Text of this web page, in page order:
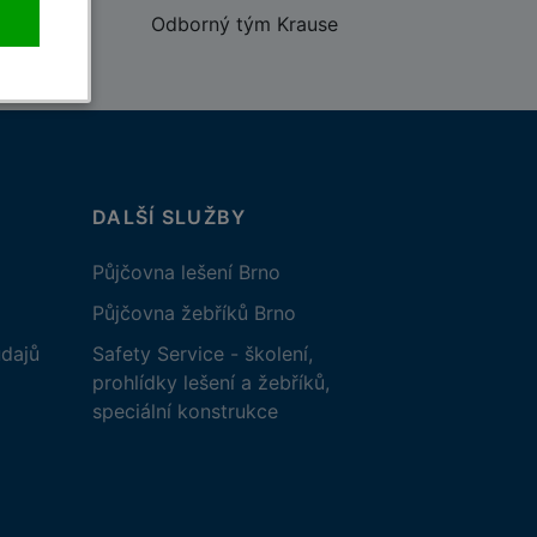
Odborný tým Krause
DALŠÍ SLUŽBY
Půjčovna lešení Brno
Půjčovna žebříků Brno
Safety Service - školení,
prohlídky lešení a žebříků,
speciální konstrukce